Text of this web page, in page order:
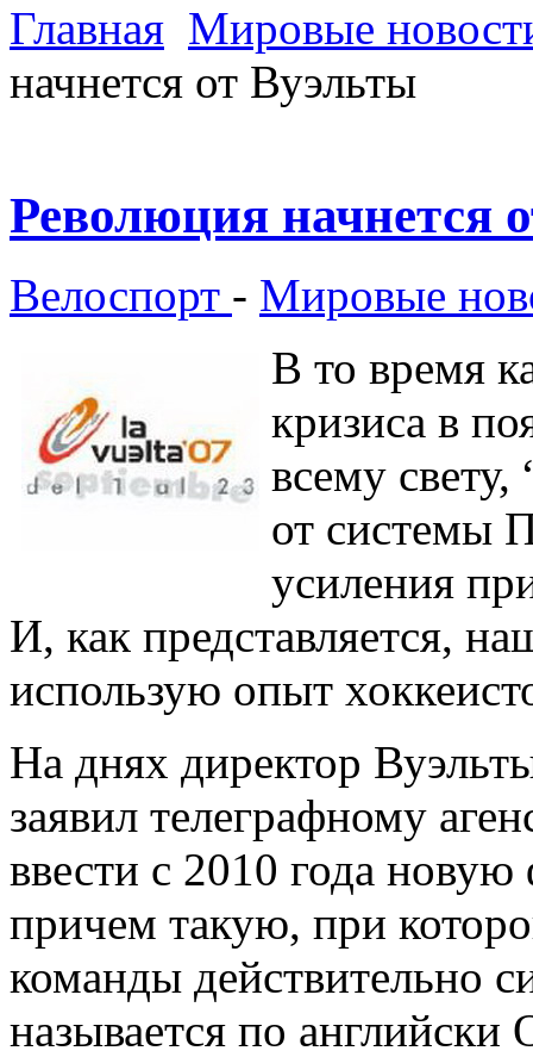
Главная Мировые
начнется от Вуэльты
Революция начнется
Велоспорт - Мировые
В то время
кризиса в
всему свету,
от системы
усиления
И, как представляется,
использую опыт
На днях директор
заявил телеграфному
ввести с 2010 года
причем такую, при
команды действительно
называется по